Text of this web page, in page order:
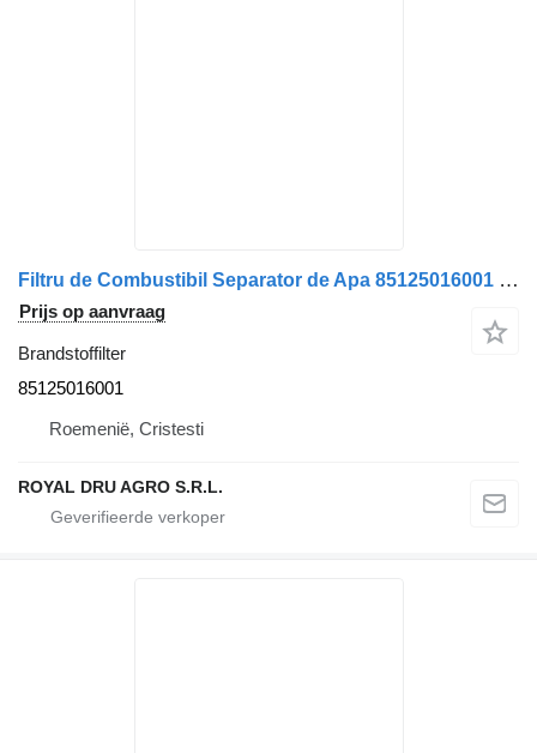
Filtru de Combustibil Separator de Apa 85125016001 brandstoffilter voor MAN vrachtwagen
Prijs op aanvraag
Brandstoffilter
85125016001
Roemenië, Cristesti
ROYAL DRU AGRO S.R.L.